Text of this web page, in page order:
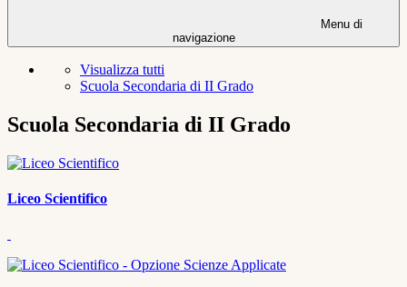
Menu di
navigazione
Visualizza tutti
Scuola Secondaria di II Grado
Scuola Secondaria di II Grado
Liceo Scientifico